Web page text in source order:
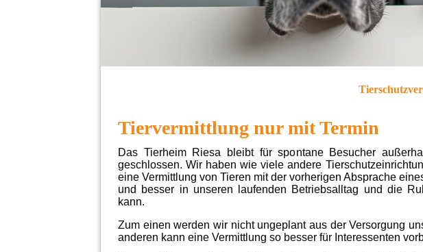
Tiervermittlung nur mit Termin
Das Tierheim Riesa bleibt für spontane Besucher
geschlossen. Wir haben wie viele andere
eine Vermittlung von Tieren mit der vorherigen Absprache
und besser in unseren laufenden Betriebsalltag und die
kann.
Zum einen werden wir nicht ungeplant aus der Versorgung
anderen kann eine Vermittlung so besser für Interessenten